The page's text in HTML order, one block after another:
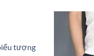
tượng